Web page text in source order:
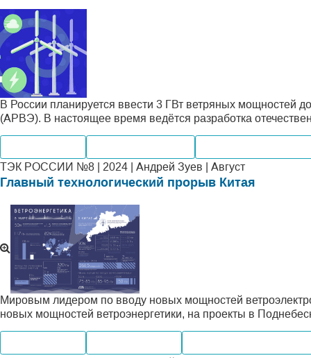
В России планируется ввести 3 ГВт ветряных мощностей
(АРВЭ). В настоящее время ведётся разработка
ТЭК РОССИИ №8 | 2024 | Андрей Зуев | Август
Главный технологический прорыв Китая
Мировым лидером по вводу новых мощностей
новых мощностей ветроэнергетики, на проекты в